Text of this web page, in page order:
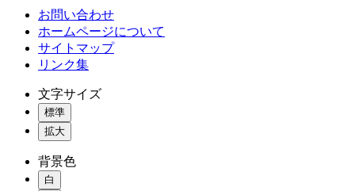
お問い合わせ
ホームページについて
サイトマップ
リンク集
文字サイズ
標準
拡大
背景色
白